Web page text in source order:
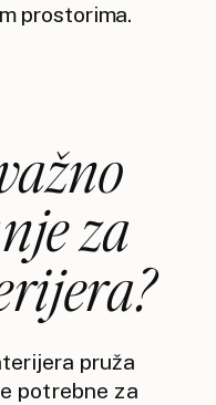
prostorima.
za
pruža
potrebne za